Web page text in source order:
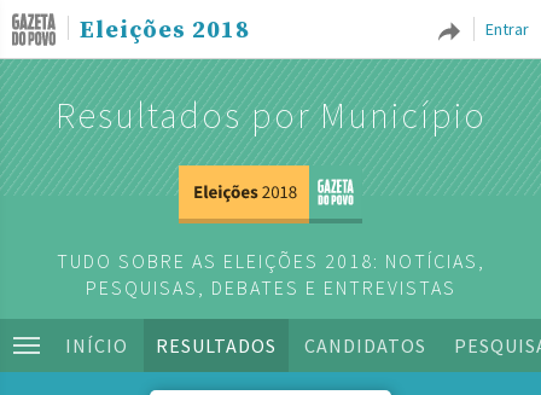
Entrar
Eleições 2018
Resultados por Município
TUDO SOBRE AS ELEIÇÕES 2018: NOTÍCIAS,
PESQUISAS, DEBATES E ENTREVISTAS
INÍCIO RESULTADOS CANDIDATOS